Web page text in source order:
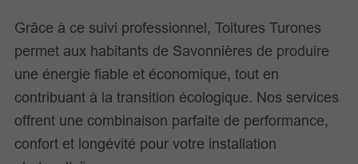
Grâce à ce suivi professionnel, Toitures Turones
permet aux habitants de Savonnières de produire
une énergie fiable et économique, tout en
contribuant à la transition écologique. Nos services
offrent une combinaison parfaite de performance,
confort et longévité pour votre installation